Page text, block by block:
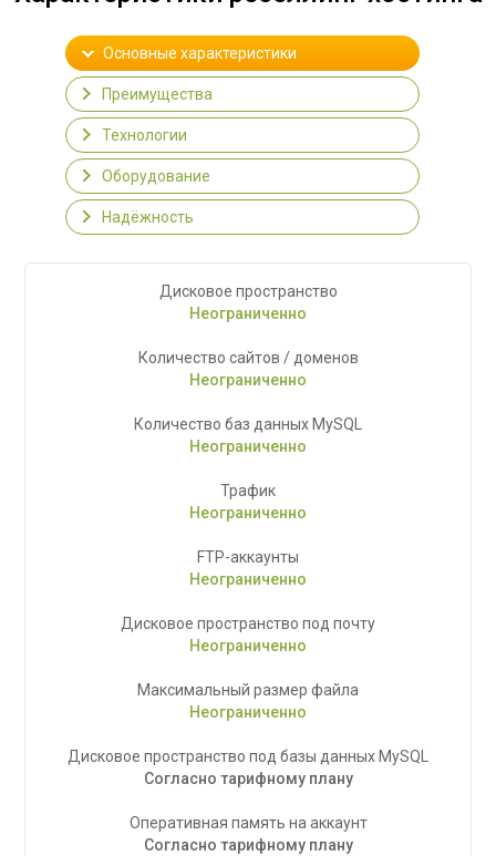
Основные характеристики
Преимущества
Технологии
Оборудование
Надёжность
Дисковое пространство
Неограниченно
Количество сайтов / доменов
Неограниченно
Количество баз данных MySQL
Неограниченно
Трафик
Неограниченно
FTP-аккаунты
Неограниченно
Дисковое пространство под почту
Неограниченно
Максимальный размер файла
Неограниченно
Дисковое пространство под базы данных MySQL
Согласно тарифному плану
Оперативная память на аккаунт
Согласно тарифному плану